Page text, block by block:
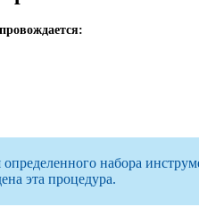
набора
эта процедура.